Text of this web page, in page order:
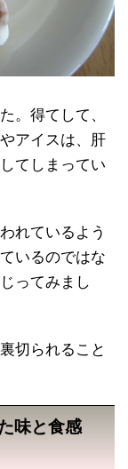
。得てして、
アイスは、肝
てしまってい
れているよう
いるのではな
ってみまし
切られること
味と食感